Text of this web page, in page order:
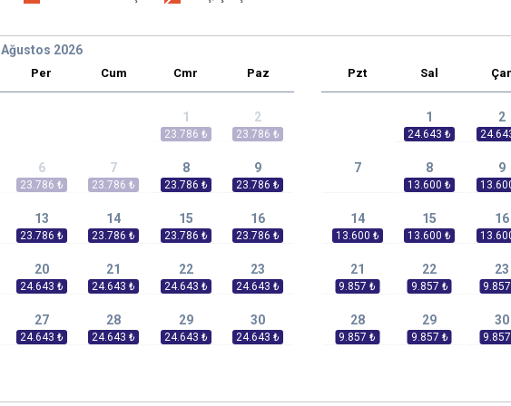
Ağustos 2026
Per Cum Cmr Paz
1 2
6 7 8 9
13 14 15 16
20 21 22 23
27 28 29 30
Pzt Sal Çar
1 2
7 8 9
14 15 16
21 22 23
28 29 30